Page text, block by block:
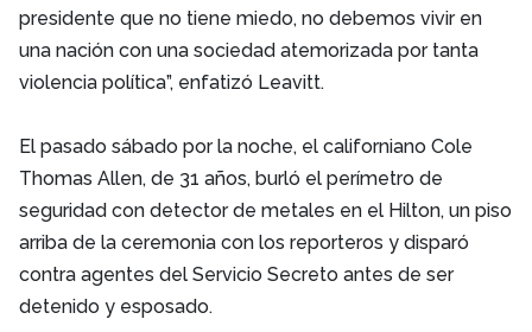
presidente que no tiene miedo, no debemos vivir en
una nación con una sociedad atemorizada por tanta
violencia política”, enfatizó Leavitt.
El pasado sábado por la noche, el californiano Cole
Thomas Allen, de 31 años, burló el perímetro de
seguridad con detector de metales en el Hilton, un piso
arriba de la ceremonia con los reporteros y disparó
contra agentes del Servicio Secreto antes de ser
detenido y esposado.